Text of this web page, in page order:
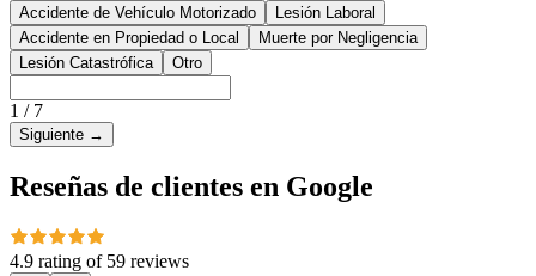
Accidente de Vehículo Motorizado
Lesión Laboral
Accidente en Propiedad o Local
Muerte por Negligencia
Lesión Catastrófica
Otro
1 / 7
Siguiente →
Reseñas de clientes en Google
4.9 rating of 59 reviews